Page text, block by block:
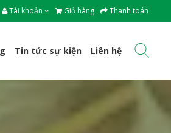
Tài khoản Giỏ hàng Thanh toán
Tin tức sự kiện Liên hệ